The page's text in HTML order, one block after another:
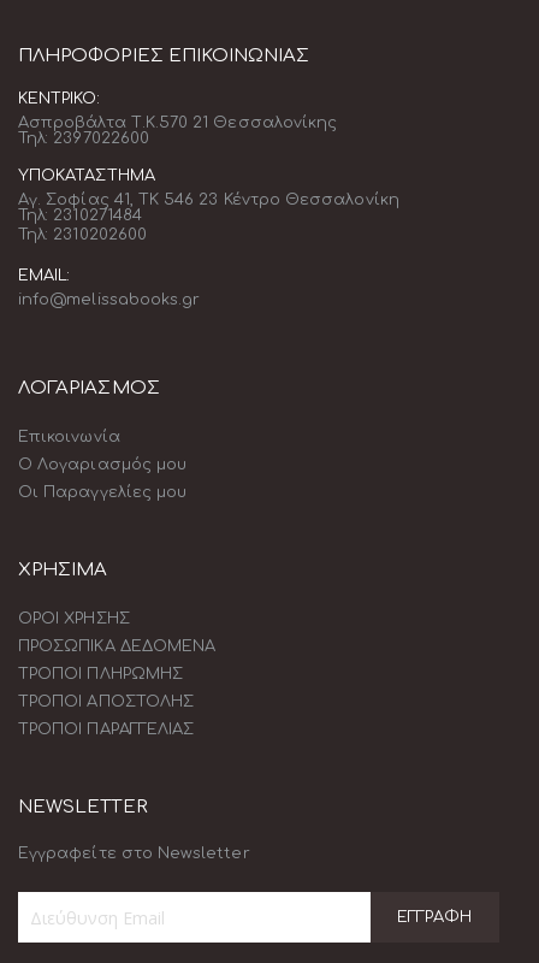
ΠΛΗΡΟΦΟΡΊΕΣ ΕΠΙΚΟΙΝΩΝΊΑΣ
ΚΕΝΤΡΙΚΌ:
Ασπροβάλτα Τ.Κ.570 21 Θεσσαλονίκης
Τηλ: 2397022600
ΥΠΟΚΑΤΆΣΤΗΜΑ
Αγ. Σοφίας 41, ΤΚ 546 23 Κέντρο Θεσσαλονίκη
Τηλ: 2310271484
Τηλ: 2310202600
EMAIL:
info@melissabooks.gr
ΛΟΓΑΡΙΑΣΜΟΣ
Επικοινωνία
Ο Λογαριασμός μου
Οι Παραγγελίες μου
ΧΡΗΣΙΜΑ
ΟΡΟΙ ΧΡΗΣΗΣ
ΠΡΟΣΩΠΙΚΑ ΔΕΔΟΜΕΝΑ
ΤΡΟΠΟΙ ΠΛΗΡΩΜΗΣ
ΤΡΟΠΟΙ ΑΠΟΣΤΟΛΗΣ
ΤΡΟΠΟΙ ΠΑΡΑΓΓΕΛΙΑΣ
NEWSLETTER
Εγγραφείτε στο Newsletter
ΕΓΓΡΑΦΉ